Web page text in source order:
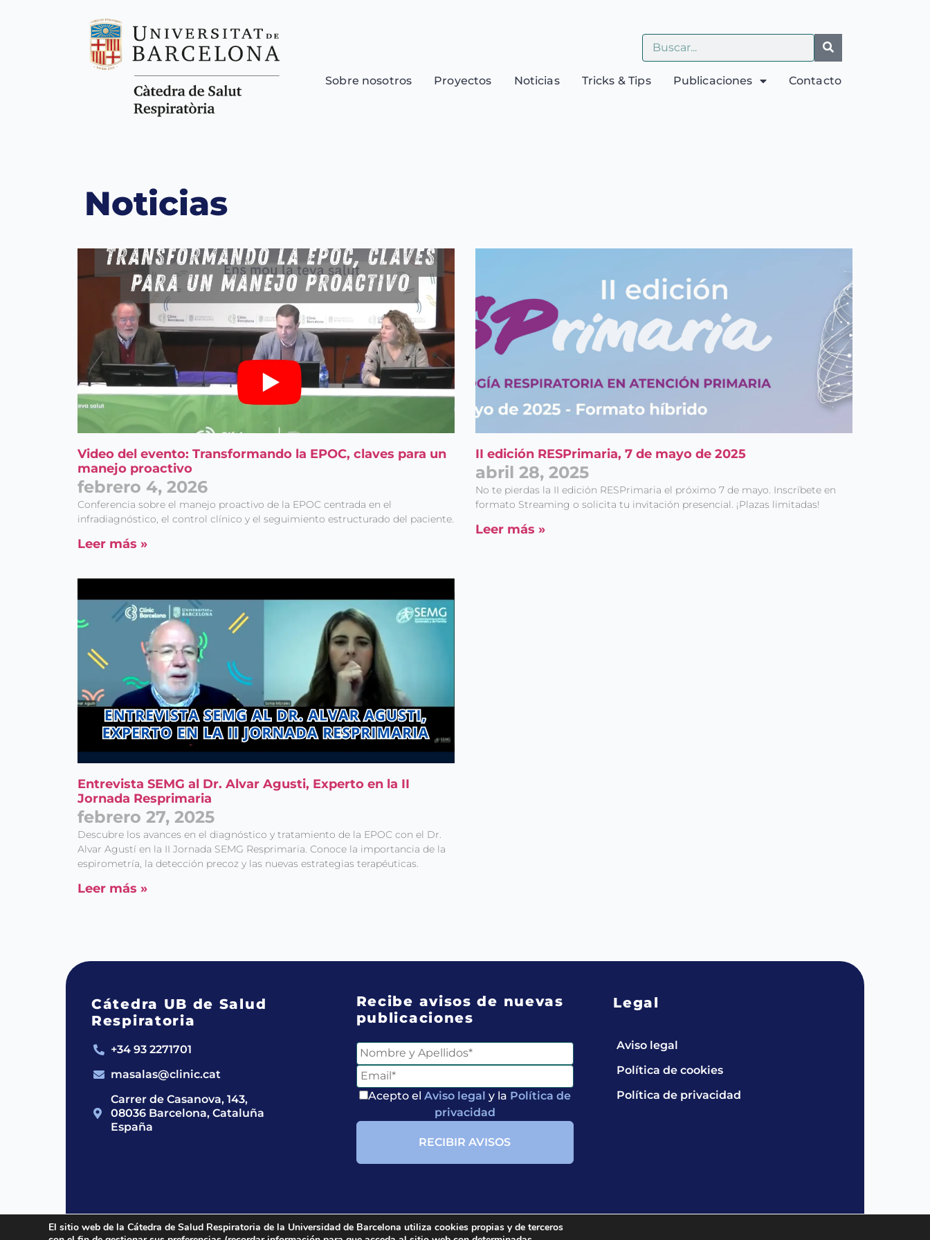
Sobre nosotros Proyectos Noticias Tricks & Tips Publicaciones Contacto
Noticias
Video del evento: Transformando la EPOC, claves para un
manejo proactivo
febrero 4, 2026
Conferencia sobre el manejo proactivo de la EPOC centrada en el
infradiagnóstico, el control clínico y el seguimiento estructurado del paciente.
Leer más »
II edición RESPrimaria, 7 de mayo de 2025
abril 28, 2025
No te pierdas la II edición RESPrimaria el próximo 7 de mayo. Inscríbete en
formato Streaming o solicita tu invitación presencial. ¡Plazas limitadas!
Leer más »
Entrevista SEMG al Dr. Alvar Agusti, Experto en la II
Jornada Resprimaria
febrero 27, 2025
Descubre los avances en el diagnóstico y tratamiento de la EPOC con el Dr.
Alvar Agustí en la II Jornada SEMG Resprimaria. Conoce la importancia de la
espirometría, la detección precoz y las nuevas estrategias terapéuticas.
Leer más »
Cátedra UB de Salud
Respiratoria
+34 93 2271701
masalas@clinic.cat
Carrer de Casanova, 143,
08036 Barcelona, Cataluña
España
Recibe avisos de nuevas
publicaciones
Acepto el Aviso legal y la Política de
privacidad
Legal
Aviso legal
Política de cookies
Política de privacidad
El sitio web de la Cátedra de Salud Respiratoria de la Universidad de Barcelona utiliza cookies propias y de terceros